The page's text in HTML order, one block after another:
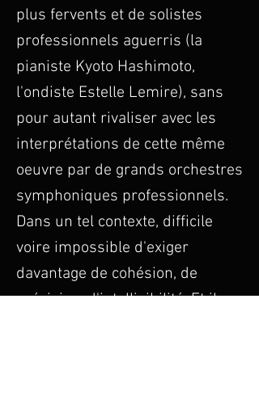
plus fervents et de solistes
professionnels aguerris (la
pianiste Kyoto Hashimoto,
l'ondiste Estelle Lemire), sans
pour autant rivaliser avec les
interprétations de cette même
oeuvre par de grands orchestres
symphoniques professionnels.
Dans un tel contexte, difficile
voire impossible d'exiger
davantage de cohésion, de
précision, d'intelligibilité. Et il y a